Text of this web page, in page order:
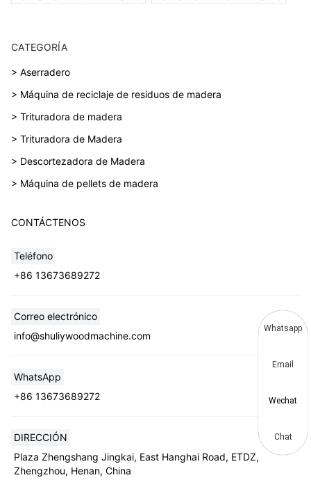
CATEGORÍA
> Aserradero
> Máquina de reciclaje de residuos de madera
> Trituradora de madera
> Trituradora de Madera
> Descortezadora de Madera
> Máquina de pellets de madera
CONTÁCTENOS
Teléfono
+86 13673689272
Correo electrónico
info@shuliywoodmachine.com
WhatsApp
+86 13673689272
DIRECCIÓN
Plaza Zhengshang Jingkai, East Hanghai Road, ETDZ,
Zhengzhou, Henan, China
Whatsapp
Email
Wechat
Chat